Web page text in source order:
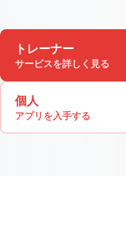
トレーナー
サービスを詳しく見る
個人
アプリを入手する